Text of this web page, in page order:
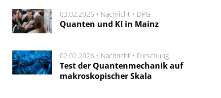
03.02.2026 • Nachricht • DPG
Quanten und KI in Mainz
02.02.2026 • Nachricht • Forschung
Test der Quantenmechanik auf
makroskopischer Skala